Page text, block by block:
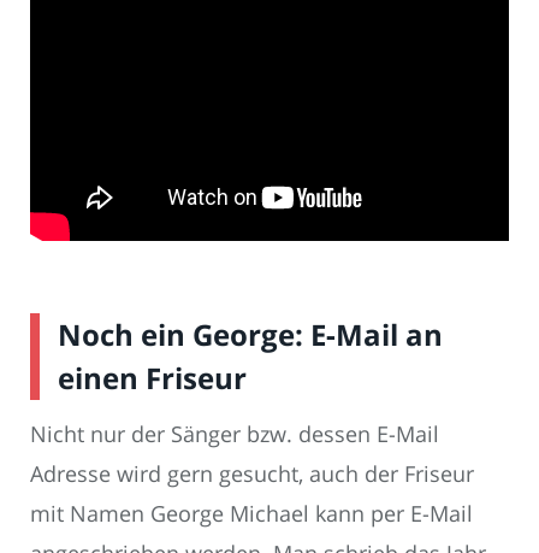
Noch ein George: E-Mail an
einen Friseur
Nicht nur der Sänger bzw. dessen E-Mail
Adresse wird gern gesucht, auch der Friseur
mit Namen George Michael kann per E-Mail